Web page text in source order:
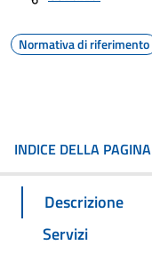
Normativa di riferimento
INDICE DELLA PAGINA
Descrizione
Servizi